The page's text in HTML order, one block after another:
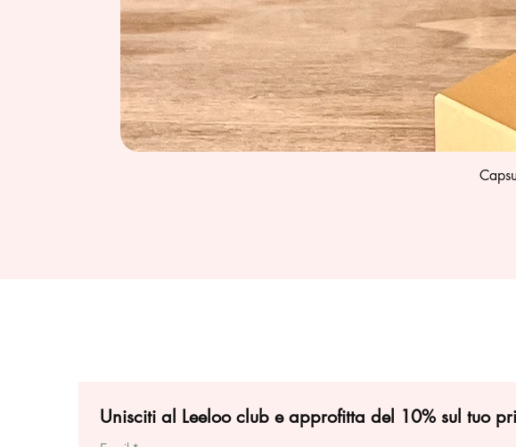
Unisciti al Leeloo club e approfitta del 10% sul tuo